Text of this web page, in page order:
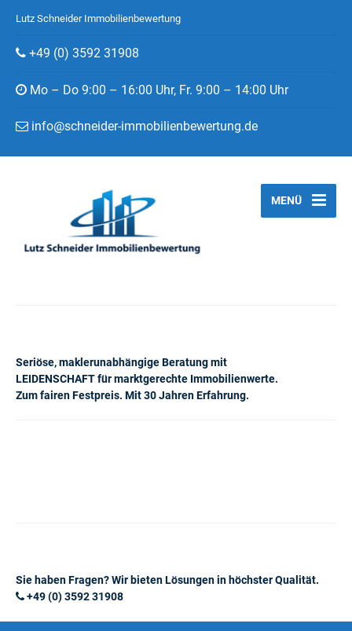
Lutz Schneider Immobilienbewertung
+49 (0) 3592 31908
Mo – Do 9:00 – 16:00 Uhr, Fr. 9:00 – 14:00 Uhr
info@schneider-immobilienbewertung.de
Seriöse, maklerunabhängige Beratung mit
LEIDENSCHAFT für marktgerechte Immobilienwerte.
Zum fairen Festpreis. Mit 30 Jahren Erfahrung.
MENÜ
Sie haben Fragen? Wir bieten Lösungen in höchster Qualität.
+49 (0) 3592 31908